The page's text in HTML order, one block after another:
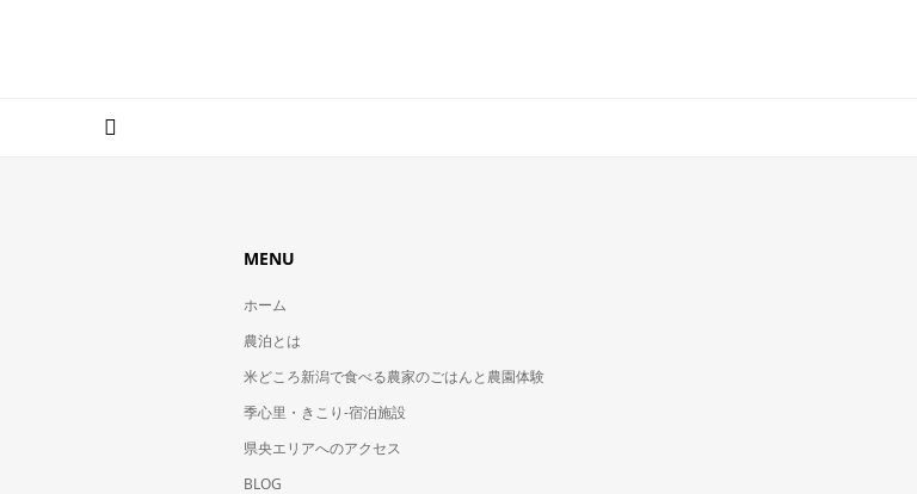
MENU
ホーム
農泊とは
米どころ新潟で食べる農家のごはんと農園体験
季心里・きこり-宿泊施設
県央エリアへのアクセス
BLOG